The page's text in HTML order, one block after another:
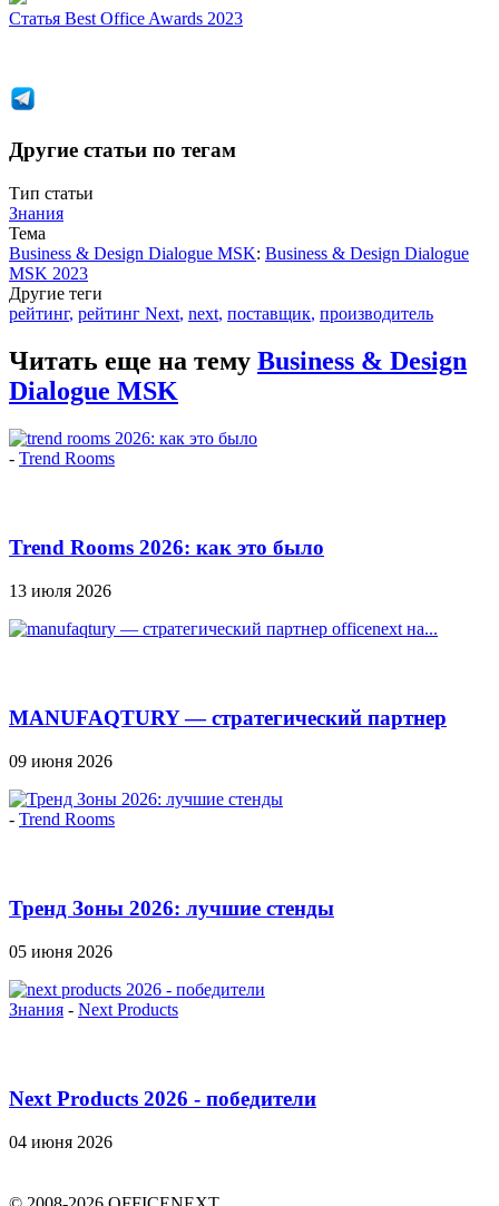
Статья Best Office Awards 2023
Другие статьи по тегам
Тип статьи
Знания
Тема
Business & Design Dialogue MSK: Business & Design Dialogue
MSK 2023
Другие теги
рейтинг, рейтинг Next, next, поставщик, производитель
Читать еще на тему Business & Design
Dialogue MSK
- Trend Rooms
Trend Rooms 2026: как это было
13 июля 2026
MANUFAQTURY — стратегический партнер
09 июня 2026
- Trend Rooms
Тренд Зоны 2026: лучшие стенды
05 июня 2026
Знания - Next Products
Next Products 2026 - победители
04 июня 2026